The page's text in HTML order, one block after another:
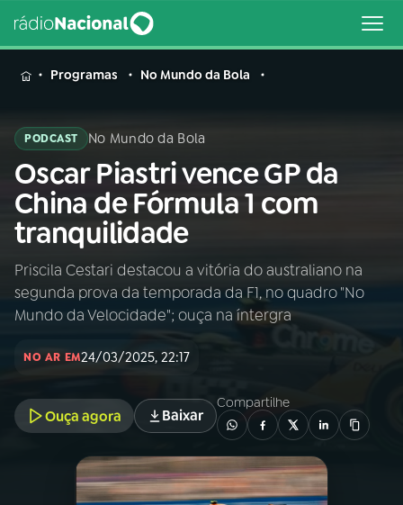
MENU
Buscar
na
Rádio
Nacional
Buscar
AO VIVO
Programas No Mundo da Bola
PODCAST No Mundo da Bola
Oscar Piastri vence GP da
China de Fórmula 1 com
tranquilidade
Priscila Cestari destacou a vitória do australiano na
segunda prova da temporada da F1, no quadro "No
Mundo da Velocidade"; ouça na íntergra
NO AR EM24/03/2025, 22:17
Ouça agora Baixar
Compartilhe